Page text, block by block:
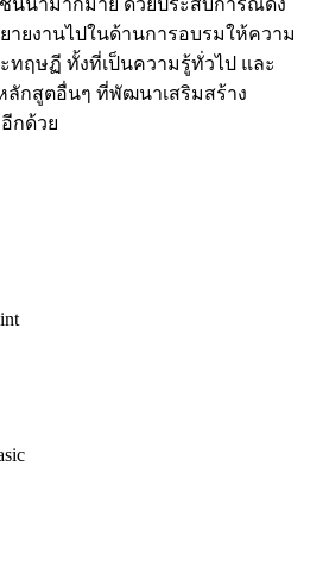
ายงานไปในด้านการอบรมให้ความ
ทฤษฏี ทั้งที่เป็นความรู้ทั่วไป และ
ลักสูตอื่นๆ ที่พัฒนาเสริมสร้าง
กด้วย